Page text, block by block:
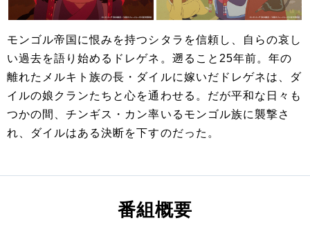
モンゴル帝国に恨みを持つシタラを信頼し、自らの哀し
い過去を語り始めるドレゲネ。遡ること25年前。年の
離れたメルキト族の長・ダイルに嫁いだドレゲネは、ダ
イルの娘クランたちと心を通わせる。だが平和な日々も
つかの間、チンギス・カン率いるモンゴル族に襲撃さ
れ、ダイルはある決断を下すのだった。
番組概要